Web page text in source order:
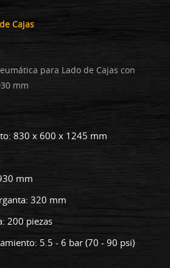
Cajas
para Lado de Cajas con
mm
830 x 600 x 1245 mm
mm
320 mm
200 piezas
5.5 - 6 bar (70 - 90 psi)